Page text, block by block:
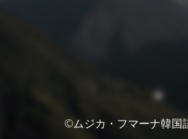
©ムジカ・フマーナ韓国